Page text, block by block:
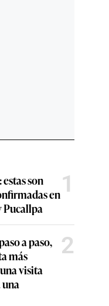
son
en
Pucallpa
1
a paso,
más
visita
2